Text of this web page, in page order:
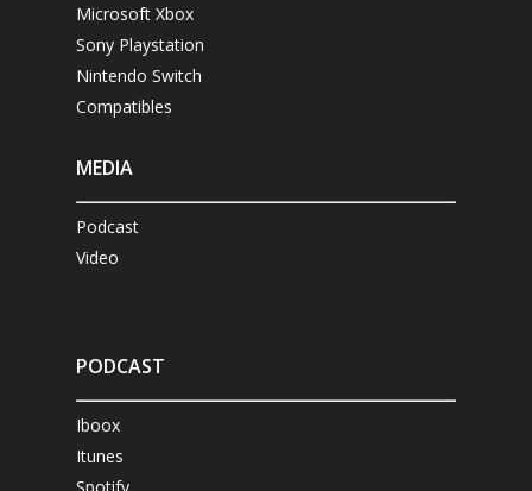
Microsoft Xbox
Sony Playstation
Nintendo Switch
Compatibles
MEDIA
Podcast
Video
PODCAST
Iboox
Itunes
Spotify